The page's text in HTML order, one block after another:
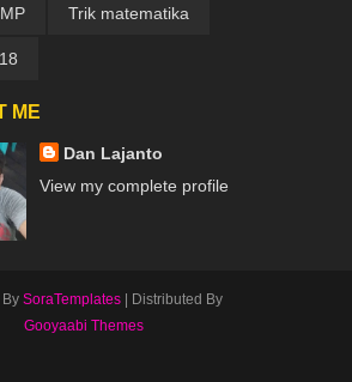
Trik matematika
ME
Dan Lajanto
View my complete profile
SoraTemplates| Distributed By
Gooyaabi Themes